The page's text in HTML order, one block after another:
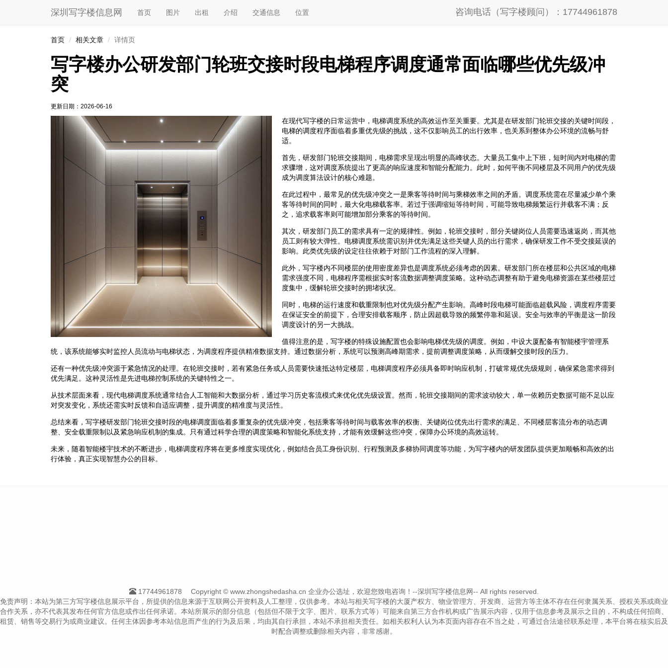
深圳写字楼信息网 首页 图片 出租 介绍 交通信息 位置 咨询电话（写字楼顾问）：17744961878
首页 相关文章 详情页
写字楼办公研发部门轮班交接时段电梯程序调度通常面临哪些优先级冲
突
更新日期： 2026-06-16
在现代写字楼的日常运营中，电梯调度系统的高效运作至关重要。尤其是在研发部门轮班交接的关键时间段，
电梯的调度程序面临着多重优先级的挑战，这不仅影响员工的出行效率，也关系到整体办公环境的流畅与舒
适。
首先，研发部门轮班交接期间，电梯需求呈现出明显的高峰状态。大量员工集中上下班，短时间内对电梯的需
求骤增，这对调度系统提出了更高的响应速度和智能分配能力。此时，如何平衡不同楼层及不同用户的优先级
成为调度算法设计的核心难题。
在此过程中，最常见的优先级冲突之一是乘客等待时间与乘梯效率之间的矛盾。调度系统需在尽量减少单个乘
客等待时间的同时，最大化电梯载客率。若过于强调缩短等待时间，可能导致电梯频繁运行并载客不满；反
之，追求载客率则可能增加部分乘客的等待时间。
其次，研发部门员工的需求具有一定的规律性。例如，轮班交接时，部分关键岗位人员需要迅速返岗，而其他
员工则有较大弹性。电梯调度系统需识别并优先满足这些关键人员的出行需求，确保研发工作不受交接延误的
影响。此类优先级的设定往往依赖于对部门工作流程的深入理解。
此外，写字楼内不同楼层的使用密度差异也是调度系统必须考虑的因素。研发部门所在楼层和公共区域的电梯
需求强度不同，电梯程序需根据实时客流数据调整调度策略。这种动态调整有助于避免电梯资源在某些楼层过
度集中，缓解轮班交接时的拥堵状况。
同时，电梯的运行速度和载重限制也对优先级分配产生影响。高峰时段电梯可能面临超载风险，调度程序需要
在保证安全的前提下，合理安排载客顺序，防止因超载导致的频繁停靠和延误。安全与效率的平衡是这一阶段
调度设计的另一大挑战。
值得注意的是，写字楼的特殊设施配置也会影响电梯优先级的调度。例如，中设大厦配备有智能楼宇管理系
统，该系统能够实时监控人员流动与电梯状态，为调度程序提供精准数据支持。通过数据分析，系统可以预测高峰期需求，提前调整调度策略，从而缓解交接时段的压力。
还有一种优先级冲突源于紧急情况的处理。在轮班交接时，若有紧急任务或人员需要快速抵达特定楼层，电梯调度程序必须具备即时响应机制，打破常规优先级规则，确保紧急需求得到
优先满足。这种灵活性是先进电梯控制系统的关键特性之一。
从技术层面来看，现代电梯调度系统通常结合人工智能和大数据分析，通过学习历史客流模式来优化优先级设置。然而，轮班交接期间的需求波动较大，单一依赖历史数据可能不足以应
对突发变化，系统还需实时反馈和自适应调整，提升调度的精准度与灵活性。
总结来看，写字楼研发部门轮班交接时段的电梯调度面临着多重复杂的优先级冲突，包括乘客等待时间与载客效率的权衡、关键岗位优先出行需求的满足、不同楼层客流分布的动态调
整、安全载重限制以及紧急响应机制的集成。只有通过科学合理的调度策略和智能化系统支持，才能有效缓解这些冲突，保障办公环境的高效运转。
未来，随着智能楼宇技术的不断进步，电梯调度程序将在更多维度实现优化，例如结合员工身份识别、行程预测及多梯协同调度等功能，为写字楼内的研发团队提供更加顺畅和高效的出
行体验，真正实现智慧办公的目标。
17744961878
Copyright © www.zhongshedasha.cn 企业办公选址，欢迎您致电咨询！--深圳写字楼信息网-- All rights reserved.
免责声明：本站为第三方写字楼信息展示平台，所提供的信息来源于互联网公开资料及人工整理，仅供参考。本站与相关写字楼的大厦产权方、物业管理方、开发商、运营方等主体不存在任何隶属关系、授权关系或商业
合作关系，亦不代表其发布任何官方信息或作出任何承诺。本站所展示的部分信息（包括但不限于文字、图片、联系方式等）可能来自第三方合作机构或广告展示内容，仅用于信息参考及展示之目的，不构成任何招商、
租赁、销售等交易行为或商业建议。任何主体因参考本站信息而产生的行为及后果，均由其自行承担，本站不承担相关责任。如相关权利人认为本页面内容存在不当之处，可通过合法途径联系处理，本平台将在核实后及
时配合调整或删除相关内容，非常感谢。